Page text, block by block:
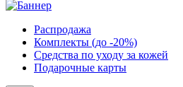
Распродажа
Комплекты (до -20%)
Средства по уходу за кожей
Подарочные карты